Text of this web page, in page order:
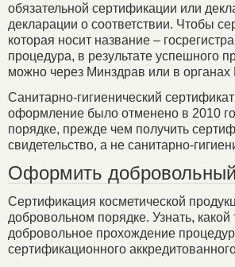
обязательной сертификации или
декларации о соответствии. Чтобы
которая носит название –
процедура, в результате успешного
можно через Минздрав или в органах
Санитарно-гигиенический
оформление было отменено в 2010
порядке, прежде чем получить
свидетельство, а не санитарно-
Оформить
Сертификация косметической
добровольном порядке. Узнать,
добровольное прохождение
сертификационного